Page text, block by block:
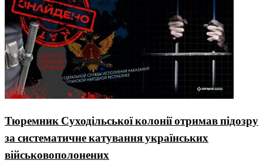
Тюремник Суходільської колонії отримав підозру
за систематичне катування українських
військовополонених